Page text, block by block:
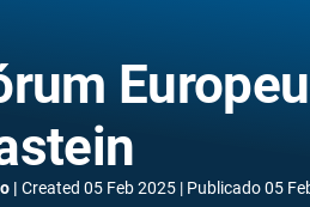
Created 05 Feb 2025 Publicado05